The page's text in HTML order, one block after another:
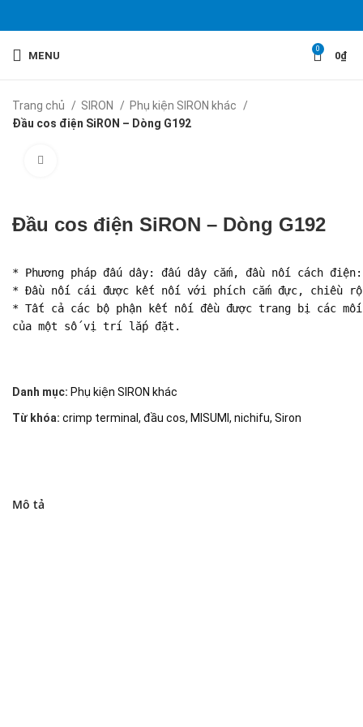
MENU
0
0₫
Trang chủ SIRON
Phụ kiện SIRON khác
Đầu cos điện SiRON – Dòng G192
Đầu cos điện SiRON – Dòng G192
* Phương pháp đấu dây: đấu dây cắm, đầu nối cách
* Đầu nối cái được kết nối với phích cắm đực, chiều
* Tất cả các bộ phận kết nối đều được trang bị các
của một số vị trí lắp đặt.
Danh mục: Phụ kiện SIRON khác
Từ khóa: crimp terminal , đầu cos, MISUMI , nichifu, Siron
Mô tả